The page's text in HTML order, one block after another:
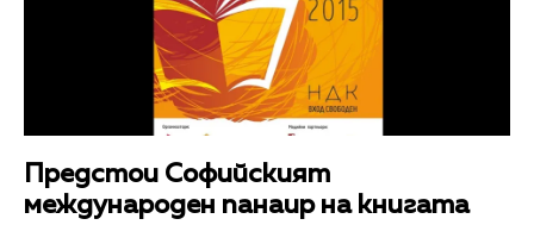
Предстои Софийският
международен панаир на книгата